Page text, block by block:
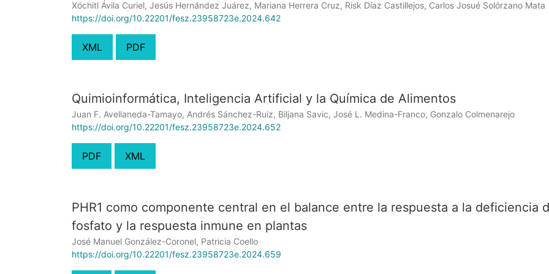
Xóchitl Ávila Curiel, Jesús Hernández Juárez, Mariana Herrera Cruz, Risk Díaz Castillejos, Carlos Josué Solórzano Mata
https://doi.org/10.22201/fesz.23958723e.2024.642
XML PDF
Quimioinformática, Inteligencia Artificial y la Química de Alimentos
Juan F. Avellaneda-Tamayo, Andrés Sánchez-Ruiz, Biljana Savic, José L. Medina-Franco, Gonzalo Colmenarejo
https://doi.org/10.22201/fesz.23958723e.2024.652
PDF XML
PHR1 como componente central en el balance entre la respuesta a la deficiencia
fosfato y la respuesta inmune en plantas
José Manuel González-Coronel, Patricia Coello
https://doi.org/10.22201/fesz.23958723e.2024.659